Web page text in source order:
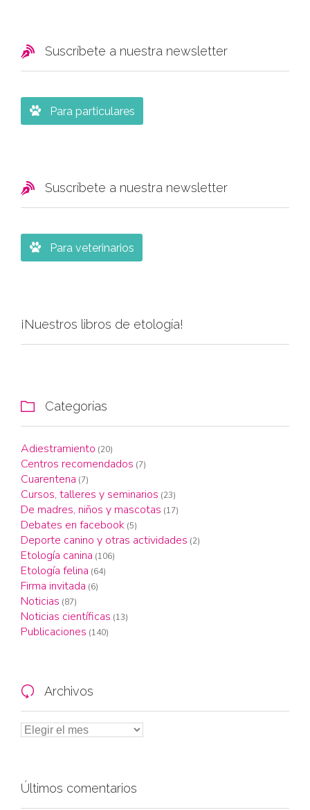
 Suscríbete a nuestra newsletter
 Para particulares
 Suscríbete a nuestra newsletter
 Para veterinarios
¡Nuestros libros de etología!
 Categorías
Adiestramiento (20)
Centros recomendados (7)
Cuarentena (7)
Cursos, talleres y seminarios (23)
De madres, niños y mascotas (17)
Debates en facebook (5)
Deporte canino y otras actividades (2)
Etología canina (106)
Etología felina (64)
Firma invitada (6)
Noticias (87)
Noticias científicas (13)
Publicaciones (140)
 Archivos
Últimos comentarios